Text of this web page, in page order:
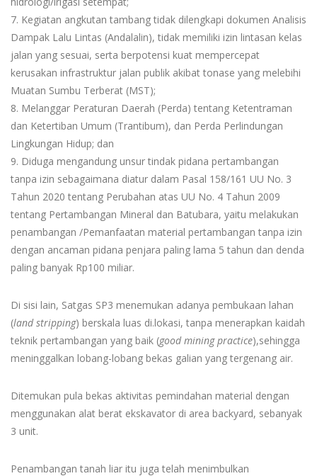
7. Kegiatan angkutan tambang tidak dilengkapi dokumen Analisis
Dampak Lalu Lintas (Andalalin), tidak memiliki izin lintasan kelas
jalan yang sesuai, serta berpotensi kuat mempercepat
kerusakan infrastruktur jalan publik akibat tonase yang melebihi
Muatan Sumbu Terberat (MST);
8. Melanggar Peraturan Daerah (Perda) tentang Ketentraman
dan Ketertiban Umum (Trantibum), dan Perda Perlindungan
Lingkungan Hidup; dan
9. Diduga mengandung unsur tindak pidana pertambangan
tanpa izin sebagaimana diatur dalam Pasal 158/161 UU No. 3
Tahun 2020 tentang Perubahan atas UU No. 4 Tahun 2009
tentang Pertambangan Mineral dan Batubara, yaitu melakukan
penambangan /Pemanfaatan material pertambangan tanpa izin
dengan ancaman pidana penjara paling lama 5 tahun dan denda
paling banyak Rp100 miliar.
Di sisi lain, Satgas SP3 menemukan adanya pembukaan lahan
(land stripping) berskala luas di.lokasi, tanpa menerapkan kaidah
teknik pertambangan yang baik (good mining practice),sehingga
meninggalkan lobang-lobang bekas galian yang tergenang air.
Ditemukan pula bekas aktivitas pemindahan material dengan
menggunakan alat berat ekskavator di area backyard, sebanyak
3 unit.
Penambangan tanah liar itu juga telah menimbulkan